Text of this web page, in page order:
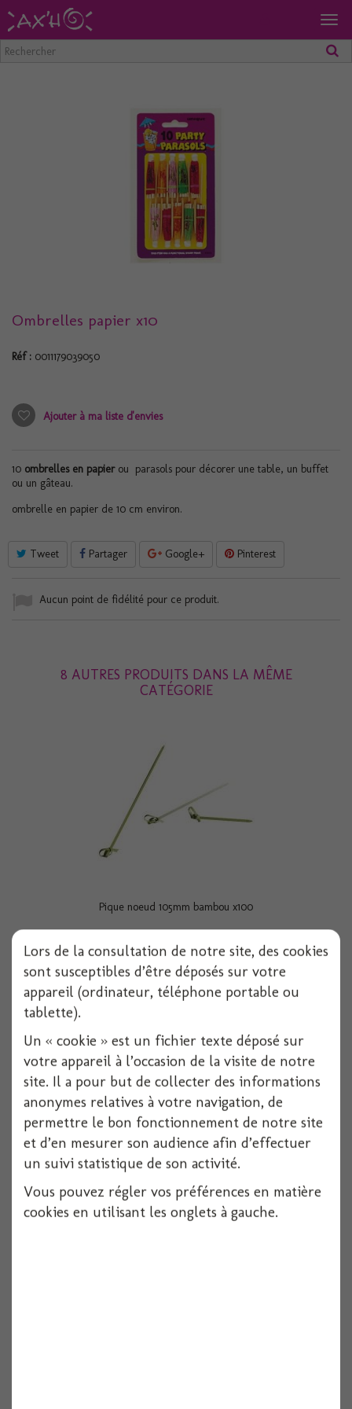
Ombrelles papier x10
Réf : 0011179039050
Ajouter à ma liste d'envies
10 ombrelles en papierou parasols pour décorer une table, un buffet
ou un gâteau.
ombrelle en papier de 10 cm environ.
Tweet Partager Google+ Pinterest
Aucun point de fidélité pour ce produit.
8 AUTRES PRODUITS DANS LA MÊME
CATÉGORIE
Pique noeud 105mm bambou x100
100 pièces
Voir
Pique noeud bambou 90 mm (x100)
100 pièces
Lors de la consultation de notre site, des cookies
sont susceptibles d’être déposés sur votre
appareil (ordinateur, téléphone portable ou
tablette).
Un « cookie » est un fichier texte déposé sur
votre appareil à l’occasion de la visite de notre
site. Il a pour but de collecter des informations
anonymes relatives à votre navigation, de
permettre le bon fonctionnement de notre site
et d’en mesurer son audience afin d’effectuer
un suivi statistique de son activité.
Vous pouvez régler vos préférences en matière
cookies en utilisant les onglets à gauche.